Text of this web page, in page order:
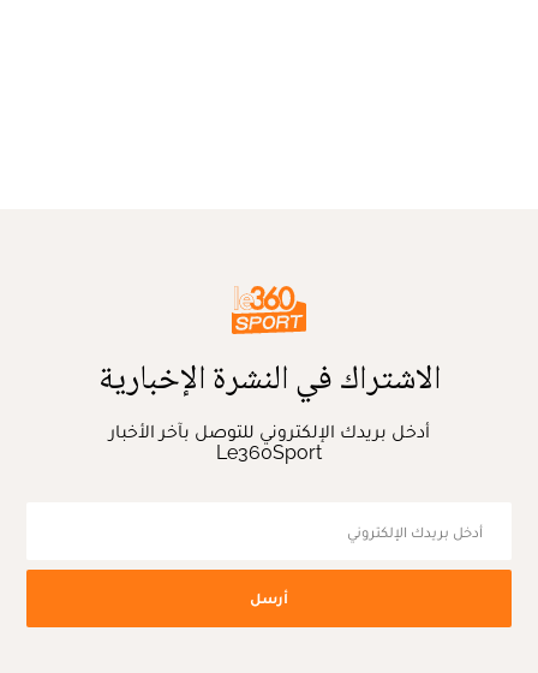
الاشتراك في النشرة الإخبارية
أدخل بريدك الإلكتروني للتوصل بآخر الأخبار
Le360Sport
أرسل